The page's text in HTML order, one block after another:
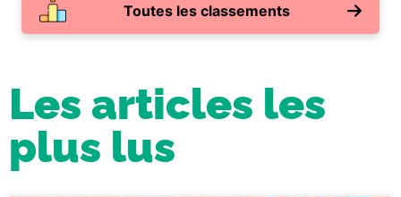
Toutes les classements
Les articles les
plus lus